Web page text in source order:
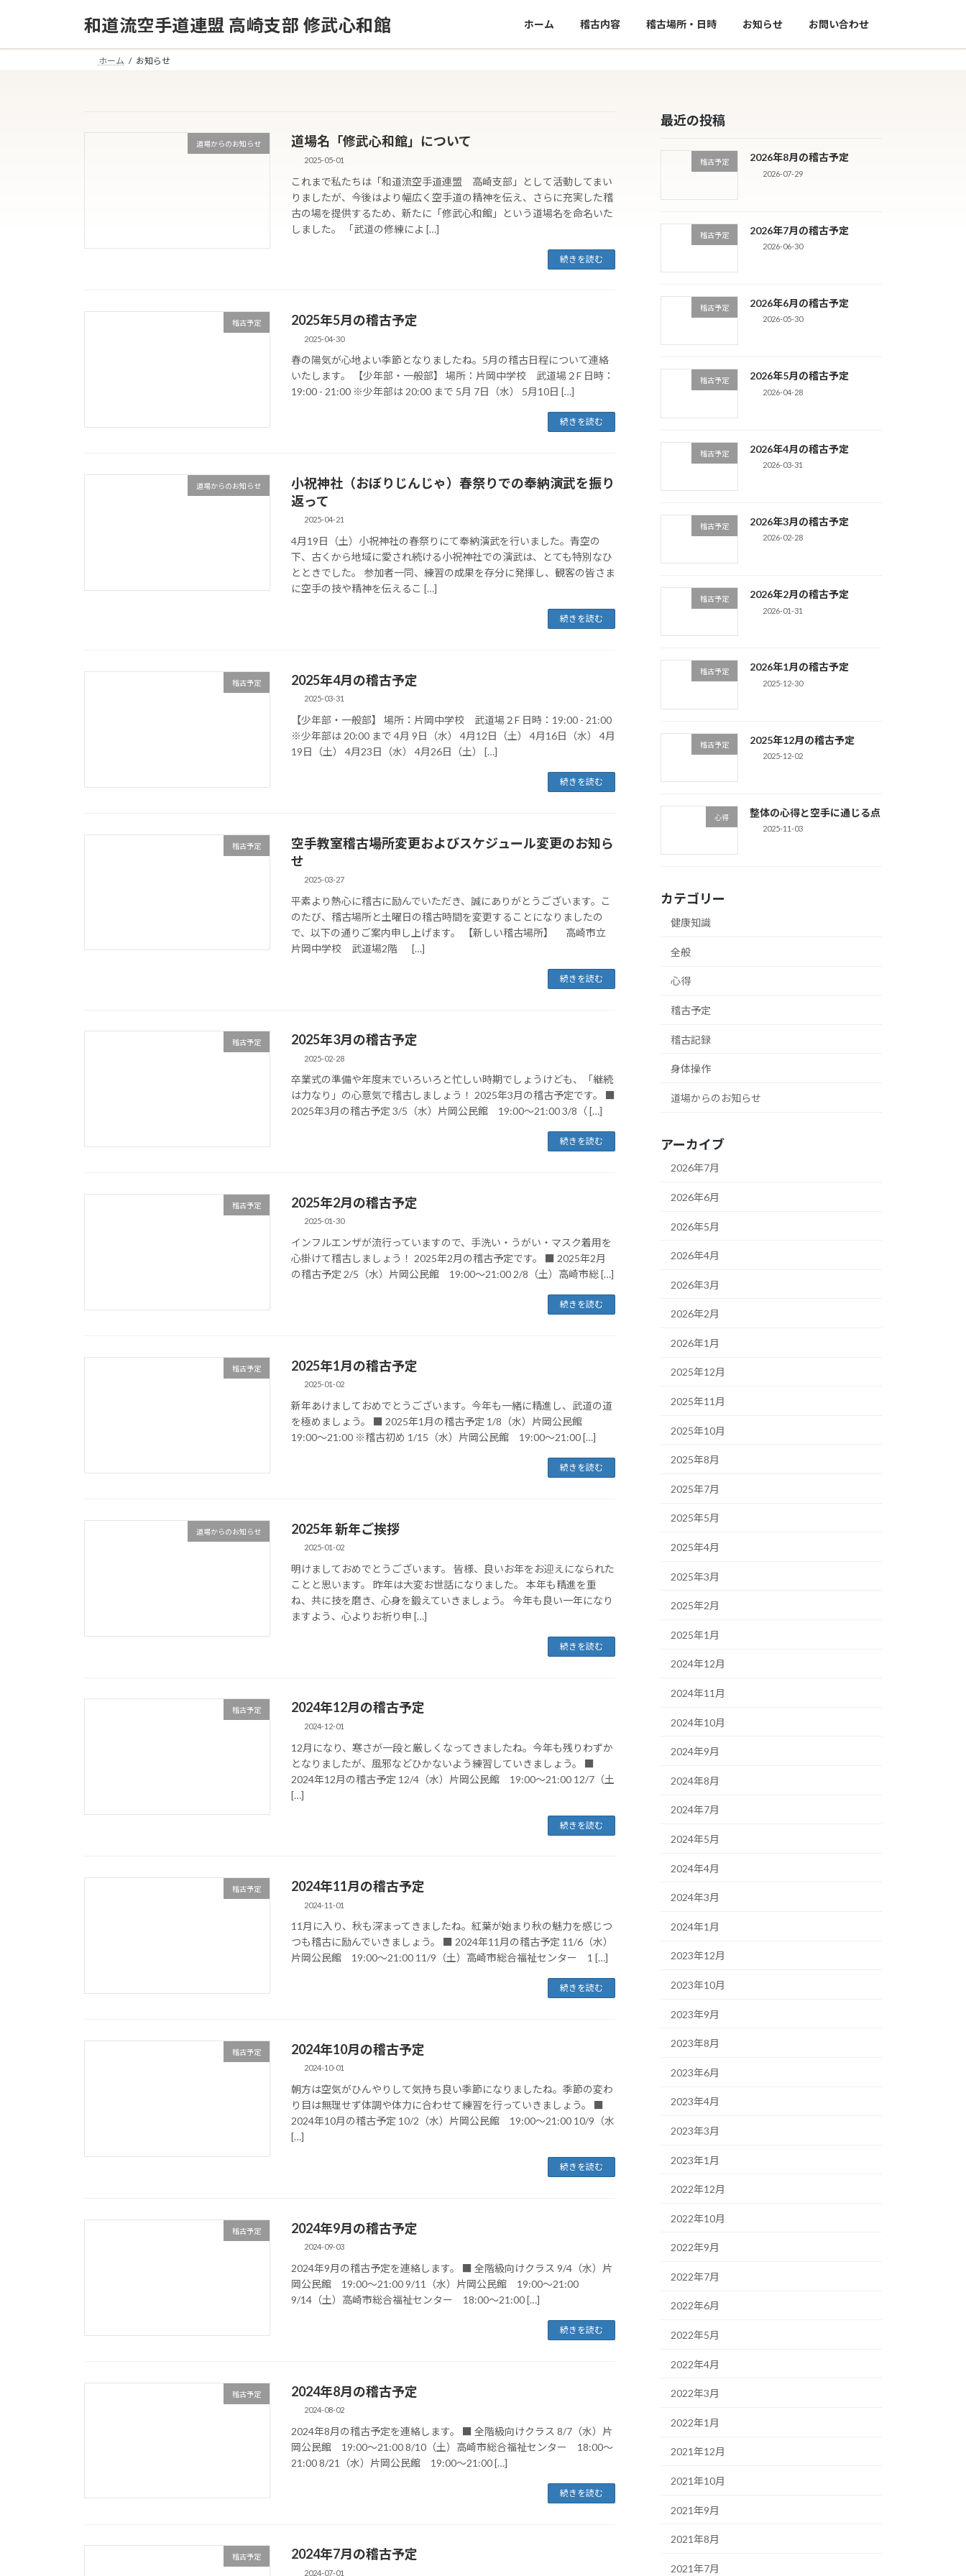
和道流空手道連盟 高崎支部 修武心和館 ホーム 稽古内容 稽古場所・日時 お知らせ お問い合わせ
ホーム お知らせ
道場からのお知らせ 道場名「修武心和館」について
2025-05-01
これまで私たちは「和道流空手道連盟 高崎支部」として活動してまい
りましたが、今後はより幅広く空手道の精神を伝え、さらに充実した稽
古の場を提供するため、新たに「修武心和館」という道場名を命名いた
しました。 「武道の修練によ […]
続きを読む
稽古予定 2025年5月の稽古予定
2025-04-30
春の陽気が心地よい季節となりましたね。5月の稽古日程について連絡
いたします。 【少年部・一般部】 場所：片岡中学校 武道場２F 日時：
19:00 - 21:00 ※少年部は 20:00 まで 5月 7日（水） 5月10日 […]
続きを読む
道場からのお知らせ
小祝神社（おぼりじんじゃ）春祭りでの奉納演武を振り
返って
2025-04-21
4月19日（土）小祝神社の春祭りにて奉納演武を行いました。青空の
下、古くから地域に愛され続ける小祝神社での演武は、とても特別なひ
とときでした。 参加者一同、練習の成果を存分に発揮し、観客の皆さま
に空手の技や精神を伝えるこ […]
続きを読む
稽古予定 2025年4月の稽古予定
2025-03-31
【少年部・一般部】 場所：片岡中学校 武道場２F 日時：19:00 - 21:00
※少年部は 20:00 まで 4月 9日（水） 4月12日（土） 4月16日（水） 4月
19日（土） 4月23日（水） 4月26日（土） […]
続きを読む
稽古予定
空手教室稽古場所変更およびスケジュール変更のお知ら
せ
2025-03-27
平素より熱心に稽古に励んでいただき、誠にありがとうございます。こ
のたび、稽古場所と土曜日の稽古時間を変更することになりましたの
で、以下の通りご案内申し上げます。 【新しい稽古場所】 高崎市立
片岡中学校 武道場2階 […]
続きを読む
稽古予定 2025年3月の稽古予定
2025-02-28
卒業式の準備や年度末でいろいろと忙しい時期でしょうけども、「継続
は力なり」の心意気で稽古しましょう！ 2025年3月の稽古予定です。 ■
2025年3月の稽古予定 3/5（水）片岡公民館 19:00～21:00 3/8（ […]
続きを読む
稽古予定 2025年2月の稽古予定
2025-01-30
インフルエンザが流行っていますので、手洗い・うがい・マスク着用を
心掛けて稽古しましょう！ 2025年2月の稽古予定です。 ■ 2025年2月
の稽古予定 2/5（水）片岡公民館 19:00～21:00 2/8（土）高崎市総 […]
続きを読む
稽古予定 2025年1月の稽古予定
2025-01-02
新年あけましておめでとうございます。今年も一緒に精進し、武道の道
を極めましょう。 ■ 2025年1月の稽古予定 1/8（水）片岡公民館
19:00～21:00 ※稽古初め 1/15（水）片岡公民館 19:00～21:00 […]
続きを読む
道場からのお知らせ 2025年 新年ご挨拶
2025-01-02
明けましておめでとうございます。 皆様、良いお年をお迎えになられた
ことと思います。 昨年は大変お世話になりました。 本年も精進を重
ね、共に技を磨き、心身を鍛えていきましょう。 今年も良い一年になり
ますよう、心よりお祈り申 […]
続きを読む
稽古予定 2024年12月の稽古予定
2024-12-01
12月になり、寒さが一段と厳しくなってきましたね。今年も残りわずか
となりましたが、風邪などひかないよう練習していきましょう。 ■
2024年12月の稽古予定 12/4（水）片岡公民館 19:00～21:00 12/7（土
[…]
続きを読む
稽古予定 2024年11月の稽古予定
2024-11-01
11月に入り、秋も深まってきましたね。紅葉が始まり秋の魅力を感じつ
つも稽古に励んでいきましょう。 ■ 2024年11月の稽古予定 11/6（水）
片岡公民館 19:00～21:00 11/9（土）高崎市総合福祉センター 1 […]
続きを読む
稽古予定 2024年10月の稽古予定
2024-10-01
朝方は空気がひんやりして気持ち良い季節になりましたね。季節の変わ
り目は無理せず体調や体力に合わせて練習を行っていきましょう。 ■
2024年10月の稽古予定 10/2（水）片岡公民館 19:00～21:00 10/9（水
[…]
続きを読む
稽古予定 2024年9月の稽古予定
2024-09-03
2024年9月の稽古予定を連絡します。 ■ 全階級向けクラス 9/4（水）片
岡公民館 19:00～21:00 9/11（水）片岡公民館 19:00～21:00
9/14（土）高崎市総合福祉センター 18:00～21:00 […]
続きを読む
稽古予定 2024年8月の稽古予定
2024-08-02
2024年8月の稽古予定を連絡します。 ■ 全階級向けクラス 8/7（水）片
岡公民館 19:00～21:00 8/10（土）高崎市総合福祉センター 18:00～
21:00 8/21（水）片岡公民館 19:00～21:00 […]
続きを読む
稽古予定 2024年7月の稽古予定
2024-07-01
最近の投稿
稽古予定 2026年8月の稽古予定
2026-07-29
稽古予定 2026年7月の稽古予定
2026-06-30
稽古予定 2026年6月の稽古予定
2026-05-30
稽古予定 2026年5月の稽古予定
2026-04-28
稽古予定 2026年4月の稽古予定
2026-03-31
稽古予定 2026年3月の稽古予定
2026-02-28
稽古予定 2026年2月の稽古予定
2026-01-31
稽古予定 2026年1月の稽古予定
2025-12-30
稽古予定 2025年12月の稽古予定
2025-12-02
心得 整体の心得と空手に通じる点
2025-11-03
カテゴリー
健康知識
全般
心得
稽古予定
稽古記録
身体操作
道場からのお知らせ
アーカイブ
2026年7月
2026年6月
2026年5月
2026年4月
2026年3月
2026年2月
2026年1月
2025年12月
2025年11月
2025年10月
2025年8月
2025年7月
2025年5月
2025年4月
2025年3月
2025年2月
2025年1月
2024年12月
2024年11月
2024年10月
2024年9月
2024年8月
2024年7月
2024年5月
2024年4月
2024年3月
2024年1月
2023年12月
2023年10月
2023年9月
2023年8月
2023年6月
2023年4月
2023年3月
2023年1月
2022年12月
2022年10月
2022年9月
2022年7月
2022年6月
2022年5月
2022年4月
2022年3月
2022年1月
2021年12月
2021年10月
2021年9月
2021年8月
2021年7月